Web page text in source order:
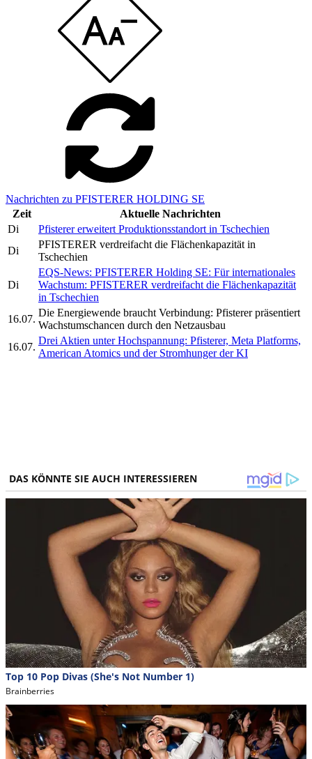
Nachrichten zu PFISTERER HOLDING SE
Zeit
Aktuelle Nachrichten
Di
Pfisterer erweitert Produktionsstandort in Tschechien
Di
PFISTERER verdreifacht die Flächenkapazität in
Tschechien
Di
EQS-News: PFISTERER Holding SE: Für internationales
Wachstum: PFISTERER verdreifacht die Flächenkapazität
in Tschechien
16.07.
Die Energiewende braucht Verbindung: Pfisterer präsentiert
Wachstumschancen durch den Netzausbau
16.07.
Drei Aktien unter Hochspannung: Pfisterer, Meta Platforms,
American Atomics und der Stromhunger der KI